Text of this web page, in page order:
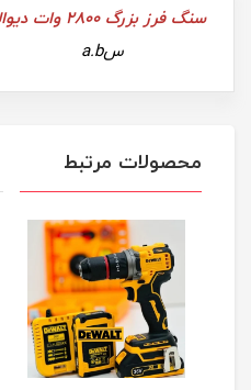
سa.b
محصولات مرتبط